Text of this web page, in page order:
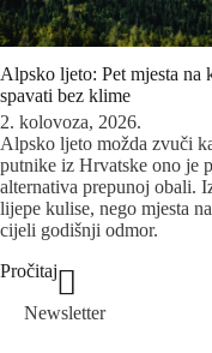
Alpsko ljeto: Pet mjesta na
spavati bez klime
2. kolovoza, 2026.
Alpsko ljeto možda zvuči
putnike iz Hrvatske ono je
alternativa prepunoj obali.
lijepe kulise, nego mjesta
cijeli godišnji odmor.
Pročitaj
Newsletter